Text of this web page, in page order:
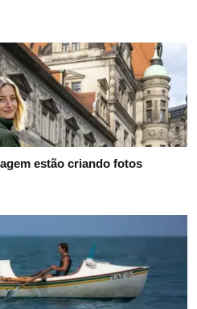
estão criando fotos